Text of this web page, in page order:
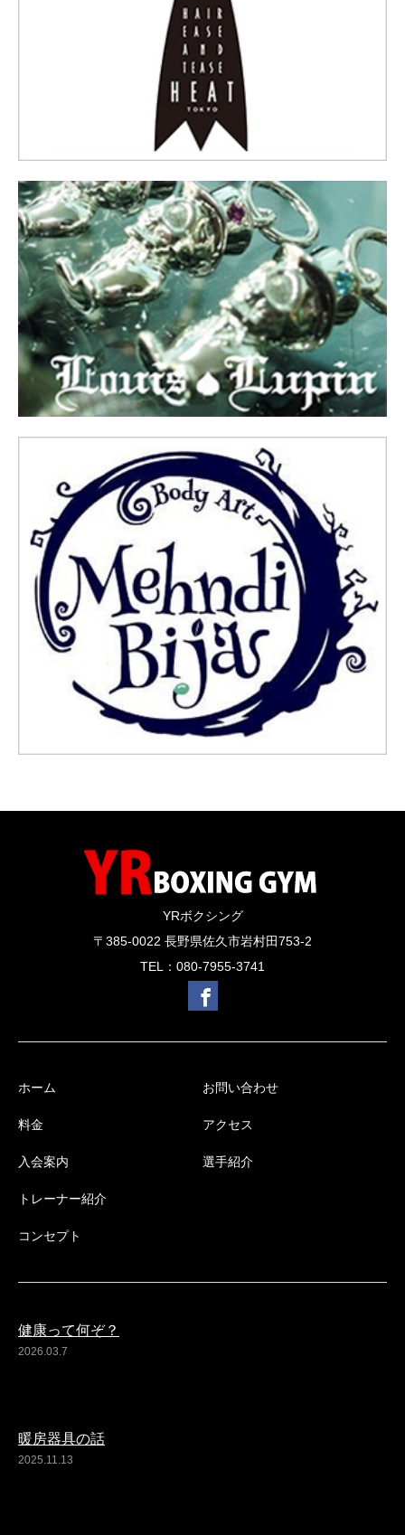
YRボクシング
〒385-0022 長野県佐久市岩村田753-2
TEL：080-7955-3741
ホーム
料金
入会案内
トレーナー紹介
コンセプト
お問い合わせ
アクセス
選手紹介
健康って何ぞ？
2026.03.7
暖房器具の話
2025.11.13